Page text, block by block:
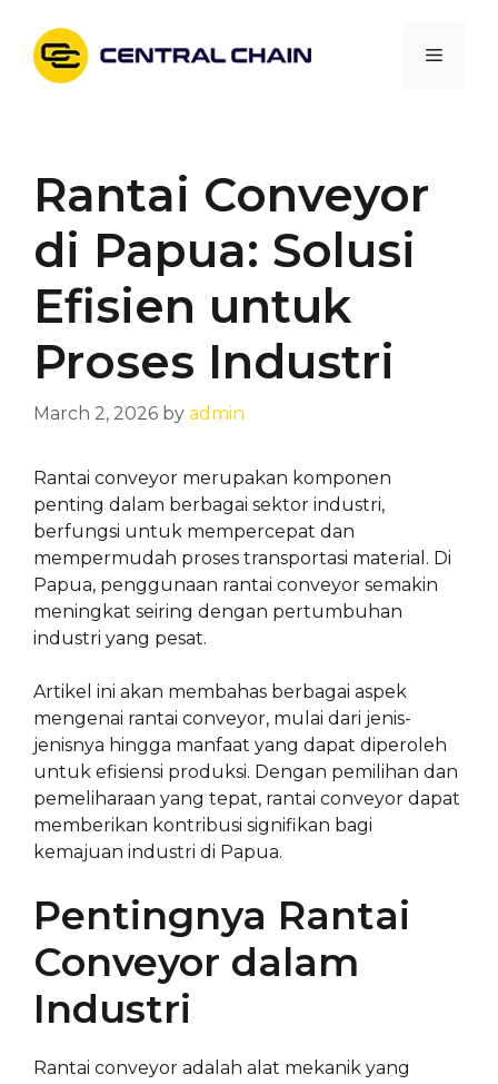
content
Menu
Rantai Conveyor
di Papua: Solusi
Efisien untuk
Proses Industri
March 2, 2026 by admin
Rantai conveyor merupakan komponen
penting dalam berbagai sektor industri,
berfungsi untuk mempercepat dan
mempermudah proses transportasi material. Di
Papua, penggunaan rantai conveyor semakin
meningkat seiring dengan pertumbuhan
industri yang pesat.
Artikel ini akan membahas berbagai aspek
mengenai rantai conveyor, mulai dari jenis-
jenisnya hingga manfaat yang dapat diperoleh
untuk efisiensi produksi. Dengan pemilihan dan
pemeliharaan yang tepat, rantai conveyor dapat
memberikan kontribusi signifikan bagi
kemajuan industri di Papua.
Pentingnya Rantai
Conveyor dalam
Industri
Rantai conveyor adalah alat mekanik yang